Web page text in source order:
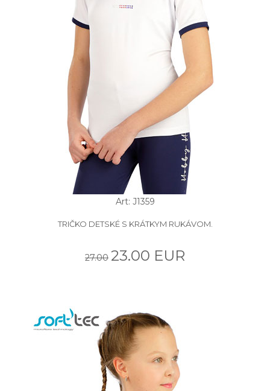
Art: J1359
TRIČKO DETSKÉ S KRÁTKYM RUKÁVOM.
27.00 23.00 EUR